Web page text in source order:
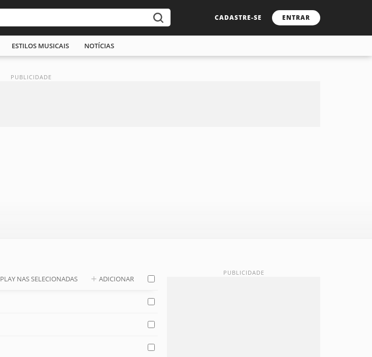
CADASTRE-SE ENTRAR
ESTILOS MUSICAIS NOTÍCIAS
PLAY NAS SELECIONADAS ADICIONAR